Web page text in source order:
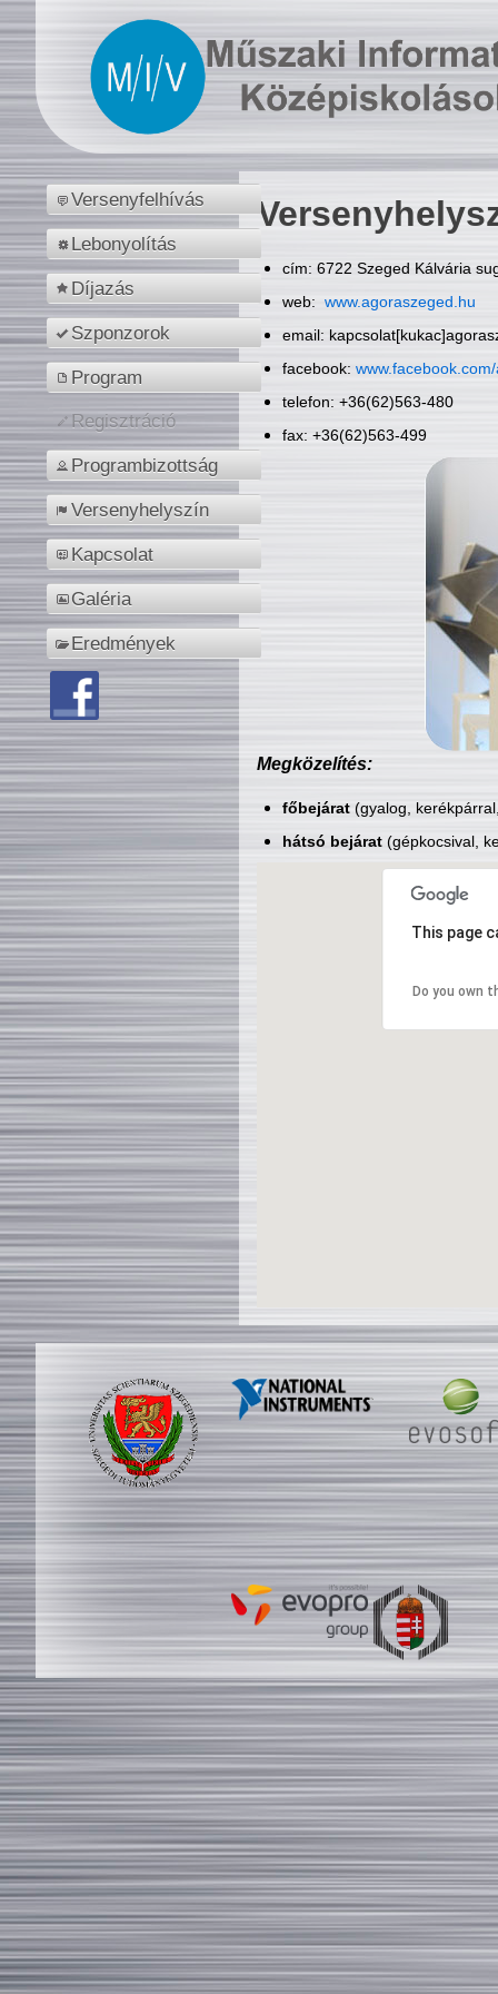
Versenyfelhívás
Lebonyolítás
Díjazás
Szponzorok
Program
Regisztráció
Programbizottság
Versenyhelyszín
Kapcsolat
Galéria
Eredmények
cím: 6722 Szeged Kálvária
web: www.agoraszeged.hu
email:
facebook:
telefon: +36(62)563-480
fax: +36(62)563-499
Megközelítés:
főbejárat(gyalog,
hátsó bejárat(gépkocsival,
This page
Do you own